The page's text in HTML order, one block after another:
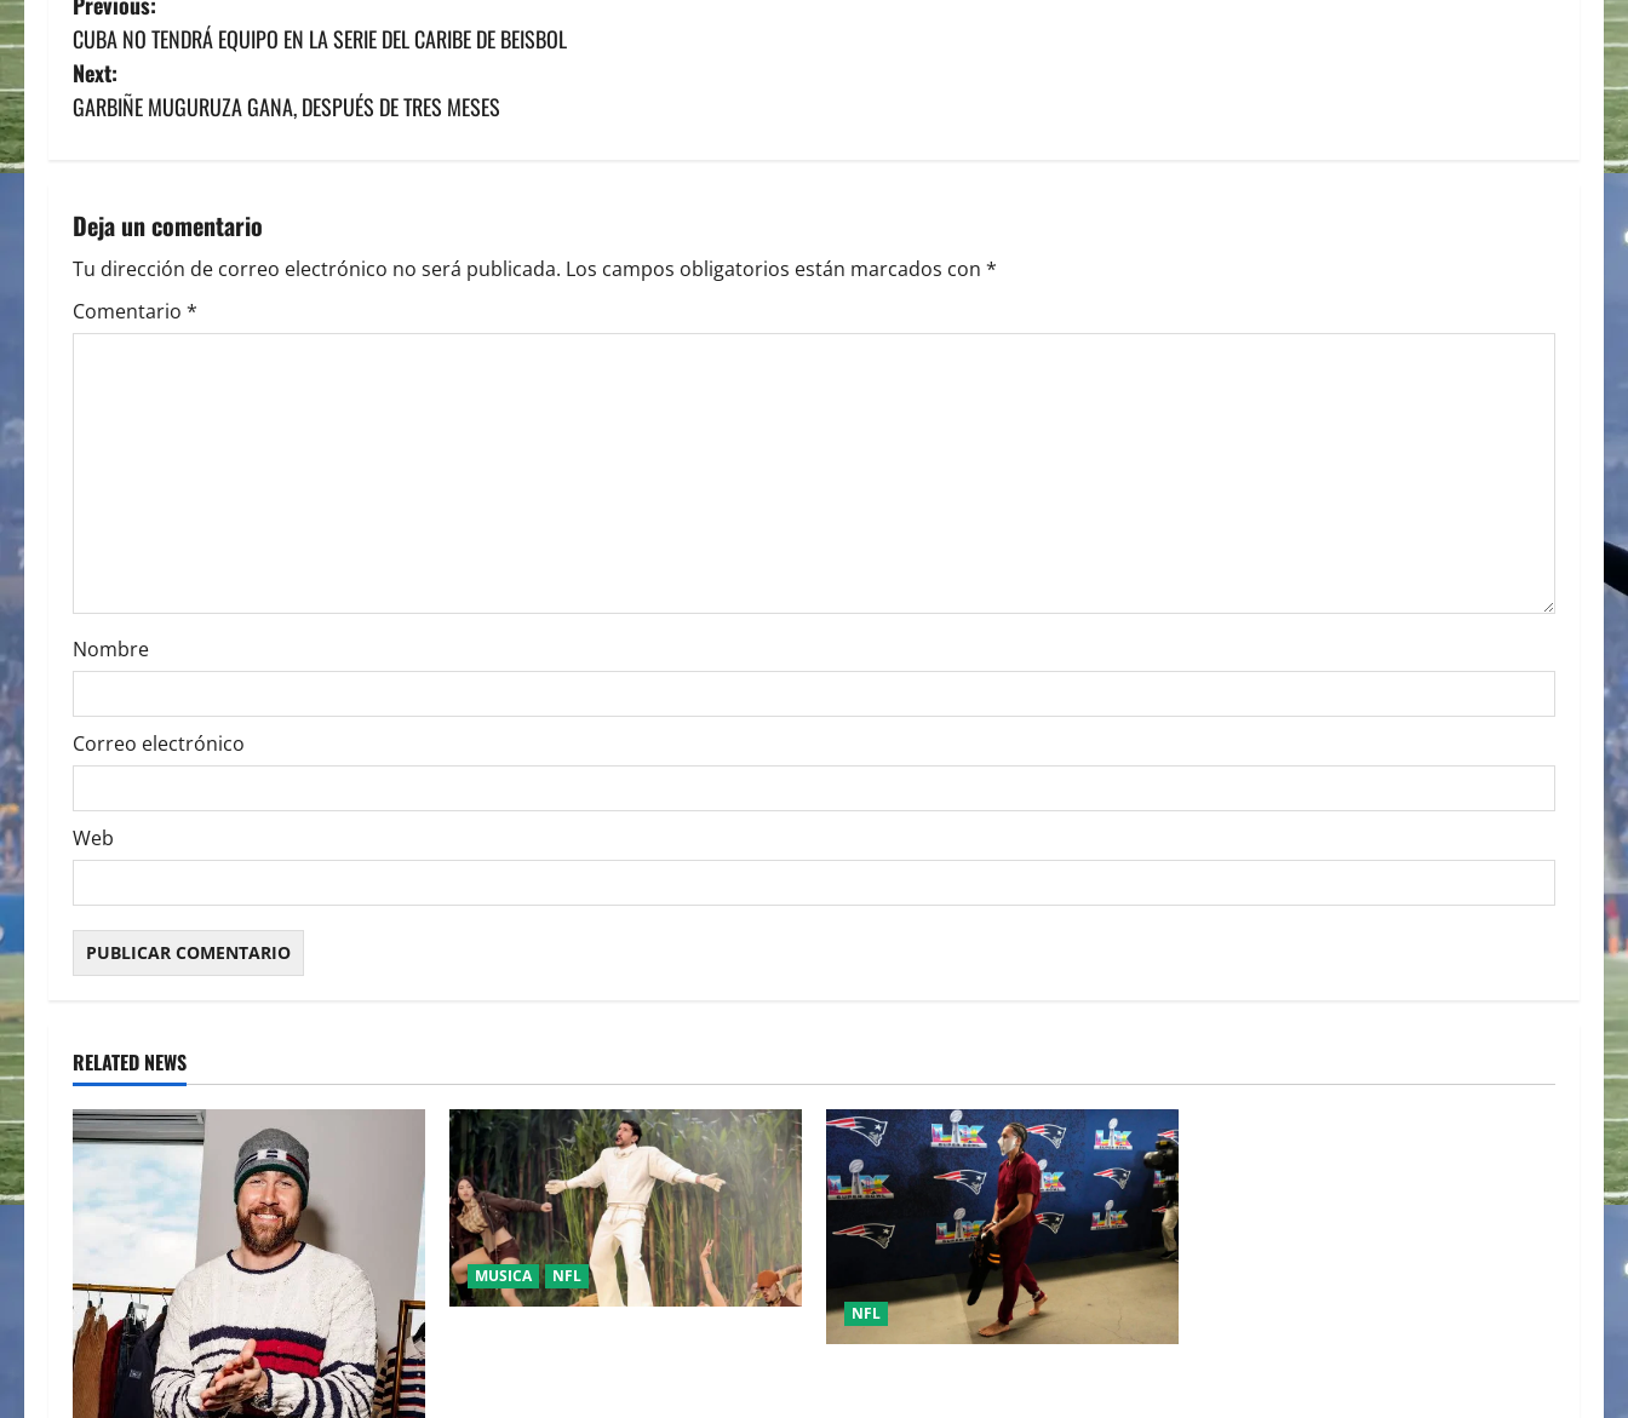
P
o
s
n
a
v
o
n
CUBA NO TENDRÁ EQUIPO EN LA SERIE DEL CARIBE DE BEISBOL
Next:
GARBIÑE MUGURUZA GANA, DESPUÉS DE TRES MESES
Deja un comentario
Tu dirección de correo electrónico no será publicada. Los campos obligatorios están marcados con *
Comentario *
Nombre
Correo electrónico
Web
RELATED NEWS
MUSICA NFL
NFL